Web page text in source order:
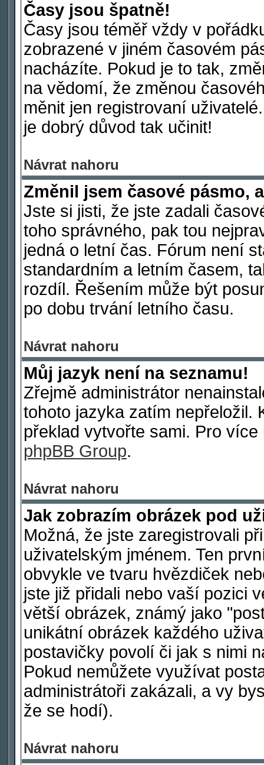
Časy jsou špatně!
Časy jsou téměř vždy v
zobrazené v jiném časovém
nacházíte. Pokud je to tak,
na vědomí, že změnou
měnit jen registrovaní
je dobrý důvod tak učinit!
Návrat nahoru
Změnil jsem časové pásmo,
Jste si jisti, že jste zadali
toho správného, pak tou
jedná o letní čas. Fórum není
standardním a letním časem,
rozdíl. Řešením může být
po dobu trvání letního času.
Návrat nahoru
Můj jazyk není na seznamu!
Zřejmě administrátor
tohoto jazyka zatím nepřeložil.
překlad vytvořte sami. Pro
phpBB Group.
Návrat nahoru
Jak zobrazím obrázek pod
Možná, že jste zaregistrovali
uživatelským jménem. Ten
obvykle ve tvaru hvězdiček
jste již přidali nebo vaší pozici
větší obrázek, známý jako
unikátní obrázek každého
postavičky povolí či jak s nimi
Pokud nemůžete využívat
administrátoři zakázali, a vy
že se hodí).
Návrat nahoru